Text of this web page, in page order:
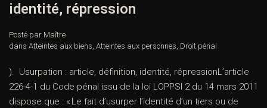
identité, répression
Posté par Maître
dans Atteintes aux biens, Atteintes aux personnes, Droit pénal
). Usurpation : article, définition, identité, répressionL’article
226-4-1 du Code pénal issu de la loi LOPPSI 2 du 14 mars 2011
dispose que : « Le fait d’usurper l’identité d’un tiers ou de